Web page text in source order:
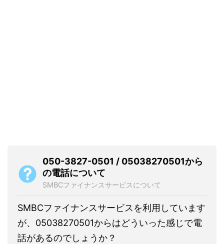
050-3827-0501 / 05038270501から
の電話について
SMBCファイナンスサービスについて
SMBCファイナンスサービスを利用しています
が、05038270501からはどういった感じで電
話があるのでしょうか？